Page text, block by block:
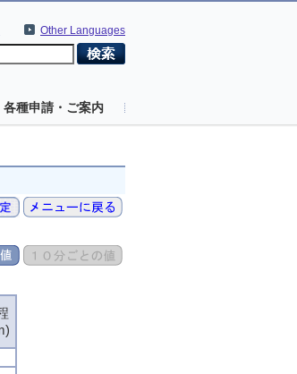
Other Languages
各種申請・ご案内